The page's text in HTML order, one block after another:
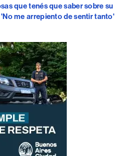
que tenés que saber sobre su
me arrepiento de sentir tanto'